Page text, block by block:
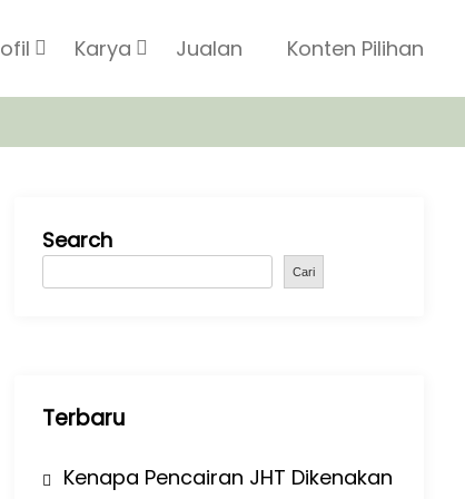
Karya Jualan Konten Pilihan
Search
Cari
Terbaru
Kenapa Pencairan JHT Dikenakan